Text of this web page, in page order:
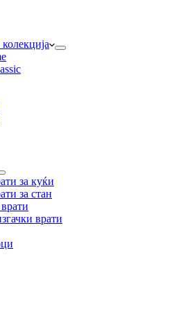
за куќи
за стан
врати